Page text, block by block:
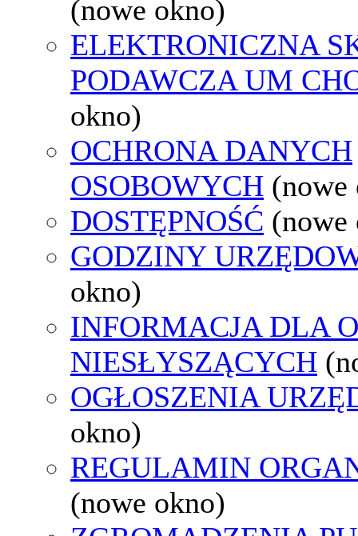
(nowe okno)
ELEKTRONICZNA
PODAWCZA UM
okno)
OCHRONA DANYCH
OSOBOWYCH (nowe
DOSTĘPNOŚĆ (nowe
GODZINY
okno)
INFORMACJA DLA
NIESŁYSZĄCYCH
OGŁOSZENIA
okno)
REGULAMIN
(nowe okno)